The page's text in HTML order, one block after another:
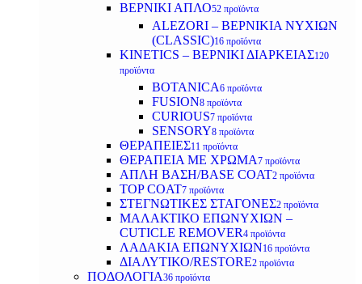
ΒΕΡΝΙΚΙ ΑΠΛΟ52 προϊόντα
ALEZORI – ΒΕΡΝΙΚΙΑ ΝΥΧΙΩΝ
(CLASSIC)16 προϊόντα
KINETICS – ΒΕΡΝΙΚΙ ΔΙΑΡΚΕΙΑΣ120
προϊόντα
BOTANICA6 προϊόντα
FUSION8 προϊόντα
CURIOUS7 προϊόντα
SENSORY8 προϊόντα
ΘΕΡΑΠΕΙΕΣ11 προϊόντα
ΘΕΡΑΠΕΙΑ ΜΕ ΧΡΩΜΑ7 προϊόντα
ΑΠΛΗ ΒΑΣΗ/BASE COAT2 προϊόντα
TOP COAT7 προϊόντα
ΣΤΕΓΝΩΤΙΚΕΣ ΣΤΑΓΟΝΕΣ2 προϊόντα
ΜΑΛΑΚΤΙΚΟ ΕΠΩΝΥΧΙΩΝ –
CUTICLE REMOVER4 προϊόντα
ΛΑΔΑΚΙΑ ΕΠΩΝΥΧΙΩΝ16 προϊόντα
ΔΙΑΛΥΤΙΚΟ/RESTORE2 προϊόντα
ΠΟΔΟΛΟΓΙΑ36 προϊόντα